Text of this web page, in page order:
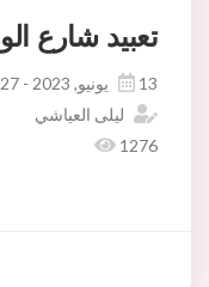
تعبيد شارع
13 يونيو, 2023 - 18:27
ليلى العياشي
1276